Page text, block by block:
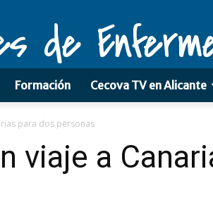
de
Formación Cecova TV en Alicante
para dos personas
viaje a